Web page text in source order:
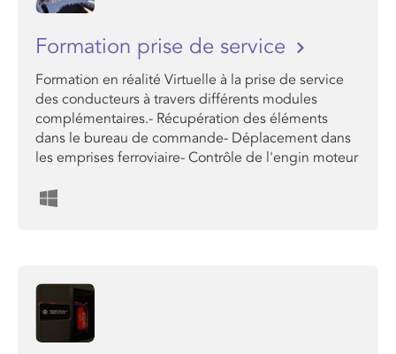
Formation prise de service
Formation en réalité Virtuelle à la prise de service
des conducteurs à travers différents modules
complémentaires.- Récupération des éléments
dans le bureau de commande- Déplacement dans
les emprises ferroviaire- Contrôle de l'engin moteur